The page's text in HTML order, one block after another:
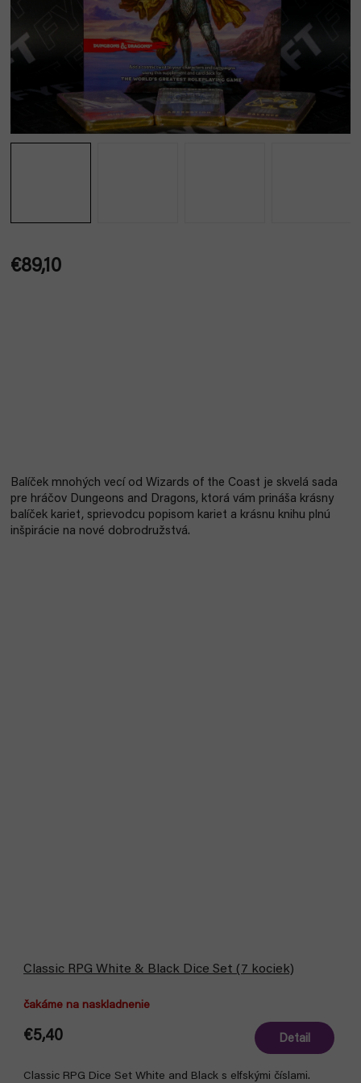
€89,10
Balíček mnohých vecí od Wizards of the Coast je skvelá sada
pre hráčov Dungeons and Dragons, ktorá vám prináša krásny
balíček kariet, sprievodcu popisom kariet a krásnu knihu plnú
inšpirácie na nové dobrodružstvá.
Classic RPG White & Black Dice Set (7 kociek)
čakáme na naskladnenie
€5,40 Detail
Classic RPG Dice Set White and Black s elfskými číslami.